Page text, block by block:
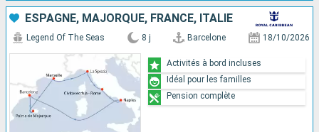
ESPAGNE, MAJORQUE, FRANCE, ITALIE
Legend Of The Seas 8 j Barcelone 18/10/2026
Activités à bord incluses
Idéal pour les familles
Pension complète